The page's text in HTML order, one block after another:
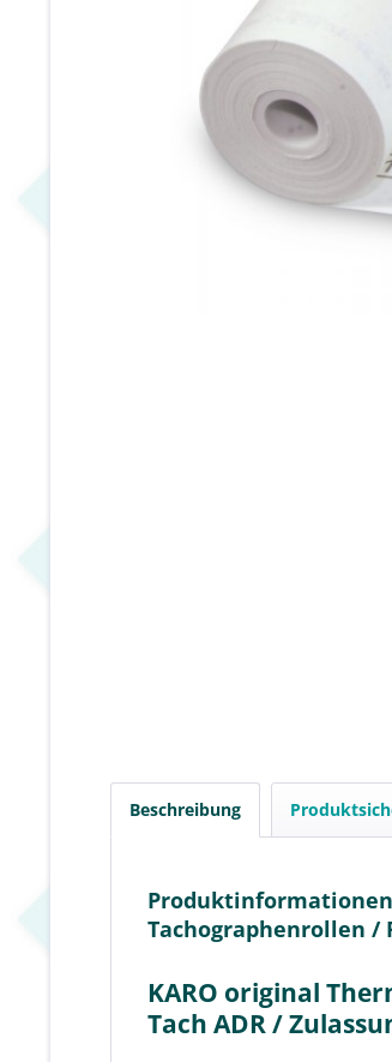
Beschreibung
Produktinformationen
Tachographenrollen /
KARO original
Tach ADR /